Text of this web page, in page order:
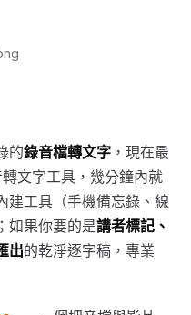
的錄音檔轉文字 ，現在最
文字工具，幾分鐘內就
建工具（手機備忘錄、線
如果你要的是講者標記、
出的乾淨逐字稿，專業